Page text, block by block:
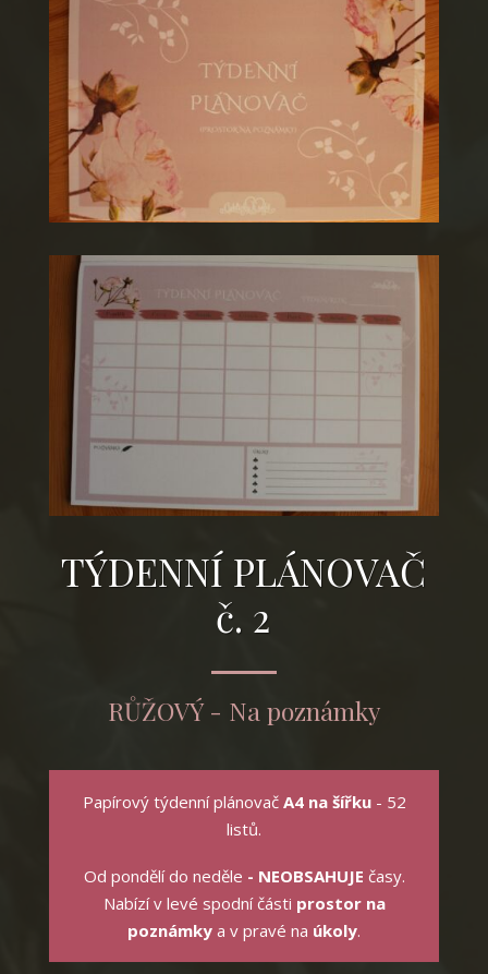
TÝDENNÍ PLÁNOVAČ
č. 2
RŮŽOVÝ - Na poznámky
Papírový týdenní plánovač A4 na šířku- 52
listů.
Od pondělí do neděle - NEOBSAHUJE časy.
Nabízí v levé spodní části prostor na
poznámky a v pravé na úkoly.